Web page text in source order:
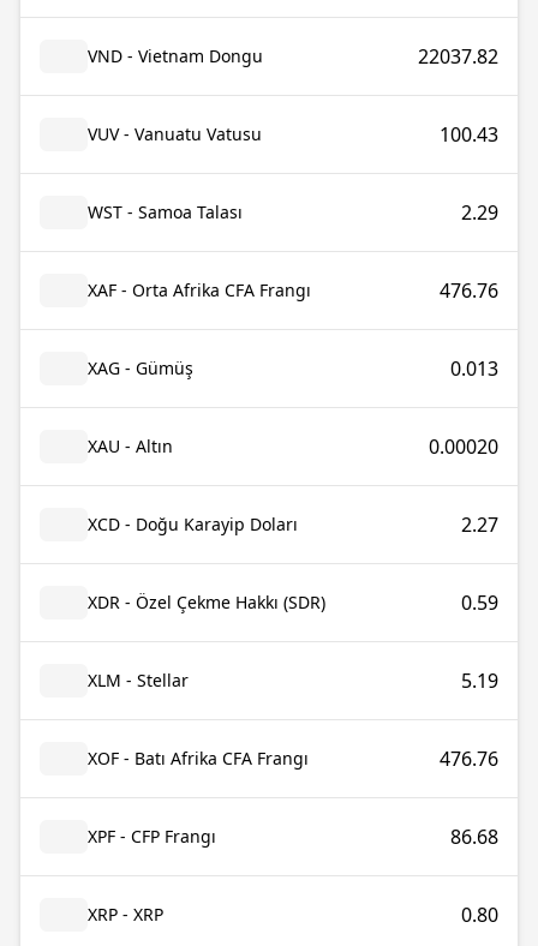
VND - Vietnam Dongu 22037.82
VUV - Vanuatu Vatusu 100.43
WST - Samoa Talası 2.29
XAF - Orta Afrika CFA Frangı 476.76
XAG - Gümüş 0.013
XAU - Altın 0.00020
XCD - Doğu Karayip Doları 2.27
XDR - Özel Çekme Hakkı (SDR) 0.59
XLM - Stellar 5.19
XOF - Batı Afrika CFA Frangı 476.76
XPF - CFP Frangı 86.68
XRP - XRP 0.80